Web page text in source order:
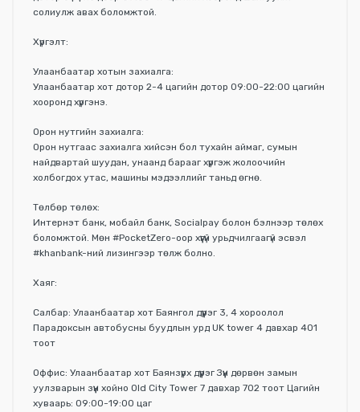
солиулж авах боломжтой.
Хүргэлт:
Улаанбаатар хотын захиалга:
Улаанбаатар хот дотор 2-4 цагийн дотор 09:00-22:00 цагийн
хооронд хүргэнэ.
Орон нутгийн захиалга:
Орон нутгаас захиалга хийсэн бол тухайн аймаг, сумын
найдвартай шуудан, унаанд барааг хүргэж жолоочийн
холбогдох утас, машины мэдээллийг таньд өгнө.
Төлбөр төлөх:
Интернэт банк, мобайл банк, Socialpay болон бэлнээр төлөх
боломжтой. Мөн #PocketZero-оор хүүгүй урьдчилгаагүй эсвэл
#khanbank-ний лизингээр төлж болно.
Хаяг:
Салбар: Улаанбаатар хот Баянгол дүүрэг 3, 4 хороолол
Парадоксын автобусны буудлын урд UK tower 4 давхар 401
тоот
Оффис: Улаанбаатар хот Баянзүрх дүүрэг Зүүн дөрвөн замын
уулзварын зүүн хойно Old City Tower 7 давхар 702 тоот Цагийн
хуваарь: 09:00-19:00 цаг